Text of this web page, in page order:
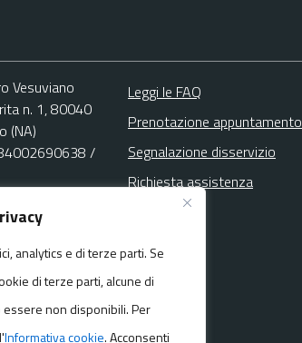
analytics e di terze parti. Se
di terze parti, alcune di
non disponibili. Per
Informativa cookie. Acconsenti
Vesuviano
n. 1, 80040
(NA)
/
8286922
Leggi le FAQ
Prenotazione appuntamento
Segnalazione disservizio
Richiesta assistenza